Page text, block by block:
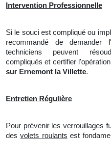
Intervention Professionnelle
Si le souci est compliqué ou
recommandé de demander
techniciens peuvent
compliqués et certifier
sur Ernemont la Villette.
Entretien Régulière
Pour prévenir les verrouillages
desvolets roulants est